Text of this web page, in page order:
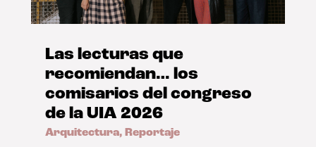
Las lecturas que
recomiendan… los
comisarios del congreso
de la UIA 2026
Arquitectura, Reportaje